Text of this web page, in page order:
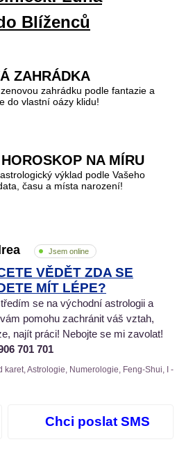
Blíženců
ZAHRÁDKA
zahrádku podle fantazie a
do vlastní oázy klidu!
NA MÍRU
výklad podle Vašeho
času a místa narození!
Jsem online
VĚDĚT ZDA SE
MÍT LÉPE?
se na východní astrologii a
pomohu zachránit váš vztah,
najít práci! Nebojte se mi zavolat!
701 701
karet, Astrologie, Numerologie, Feng-Shui, I -
Chci poslat SMS